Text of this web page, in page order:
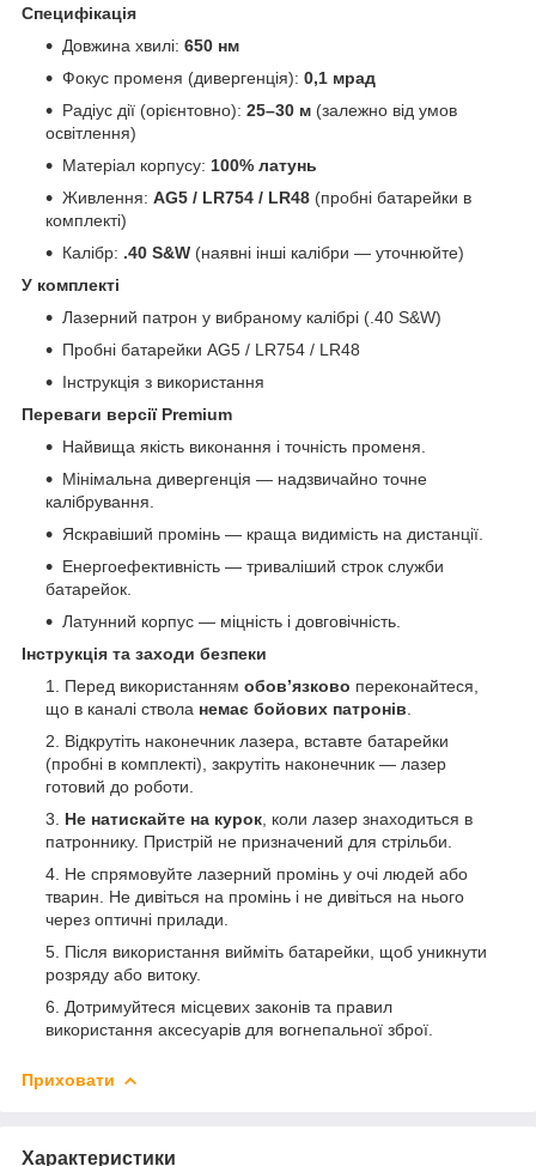
Специфікація
Довжина хвилі: 650 нм
Фокус променя (дивергенція): 0,1 мрад
Радіус дії (орієнтовно): 25–30 м (залежно від умов
освітлення)
Матеріал корпусу: 100% латунь
Живлення: AG5 / LR754 / LR48 (пробні батарейки в
комплекті)
Калібр: .40 S&W (наявні інші калібри — уточнюйте)
У комплекті
Лазерний патрон у вибраному калібрі (.40 S&W)
Пробні батарейки AG5 / LR754 / LR48
Інструкція з використання
Переваги версії Premium
Найвища якість виконання і точність променя.
Мінімальна дивергенція — надзвичайно точне
калібрування.
Яскравіший промінь — краща видимість на дистанції.
Енергоефективність — триваліший строк служби
батарейок.
Латунний корпус — міцність і довговічність.
Інструкція та заходи безпеки
Перед використанням обов’язково переконайтеся,
що в каналі ствола немає бойових патронів
Відкрутіть наконечник лазера, вставте батарейки
(пробні в комплекті), закрутіть наконечник — лазер
готовий до роботи.
Не натискайте на курок , коли лазер знаходиться в
патроннику. Пристрій не призначений для стрільби.
Не спрямовуйте лазерний промінь у очі людей або
тварин. Не дивіться на промінь і не дивіться на нього
через оптичні прилади.
Після використання вийміть батарейки, щоб уникнути
розряду або витоку.
Дотримуйтеся місцевих законів та правил
використання аксесуарів для вогнепальної зброї.
Приховати
Характеристики